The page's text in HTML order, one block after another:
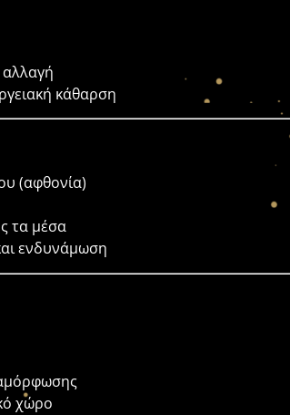
αλλαγή
κάθαρση
(αφθονία)
τα μέσα
ενδυνάμωση
χώρο